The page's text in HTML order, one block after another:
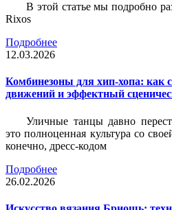
В этой статье мы подробно
Rixos
Подробнее
12.03.2026
Комбинезоны для хип-хопа: как
движений и эффектный
Уличные танцы давно
это полноценная культура со
конечно, дресс-кодом
Подробнее
26.02.2026